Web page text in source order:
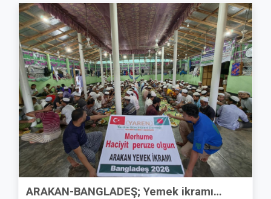
ARAKAN-BANGLADEŞ; Yemek ikramı…